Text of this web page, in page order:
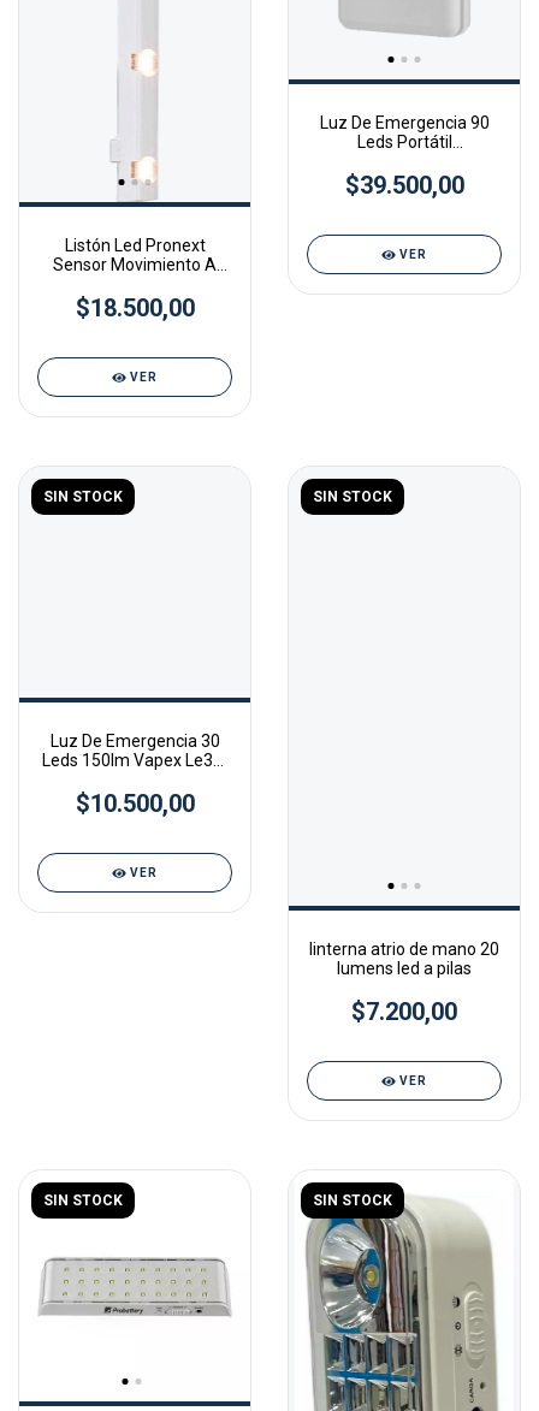
Listón Led Pronext
Sensor Movimiento A
$18.500,00
VER
Luz De Emergencia 90
Leds Portátil
Color Blanco
$39.500,00
VER
SIN STOCK
Luz De Emergencia 30
Leds 150lm Vapex Le30-
$10.500,00
VER
SIN STOCK
linterna atrio de mano 20
lumens led a pilas
$7.200,00
VER
SIN STOCK SIN STOCK